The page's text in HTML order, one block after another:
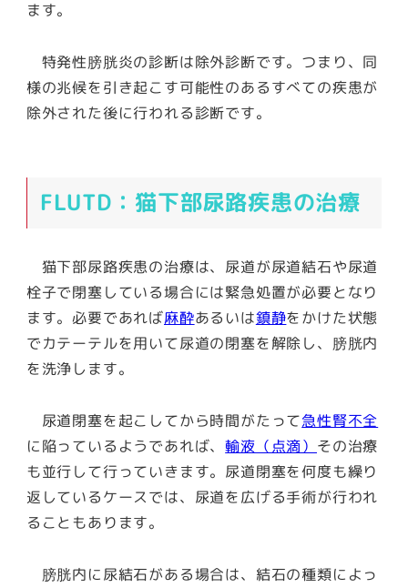
ます。
特発性膀胱炎の診断は除外診断です。つまり、同
様の兆候を引き起こす可能性のあるすべての疾患が
除外された後に行われる診断です。
FLUTD：猫下部尿路疾患の治療
猫下部尿路疾患の治療は、尿道が尿道結石や尿道
栓子で閉塞している場合には緊急処置が必要となり
ます。必要であれば麻酔あるいは鎮静をかけた状態
でカテーテルを用いて尿道の閉塞を解除し、膀胱内
を洗浄します。
尿道閉塞を起こしてから時間がたって急性腎不全
に陥っているようであれば、輸液（点滴） その治療
も並行して行っていきます。尿道閉塞を何度も繰り
返しているケースでは、尿道を広げる手術が行われ
ることもあります。
膀胱内に尿結石がある場合は、結石の種類によっ